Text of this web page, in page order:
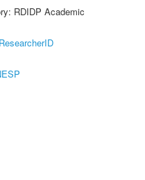
RDIDP Academic
ResearcherID